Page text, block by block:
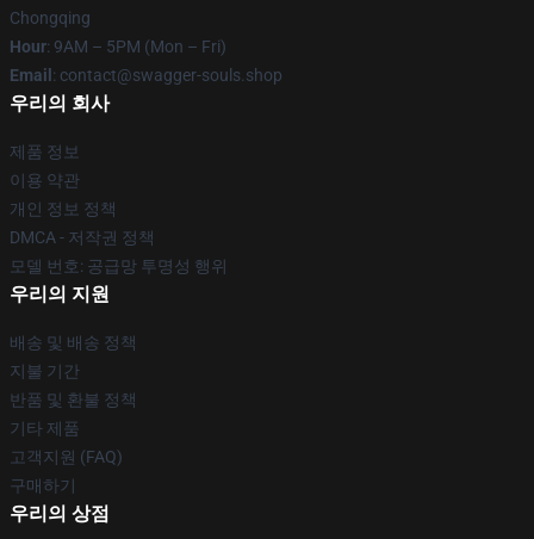
Chongqing
Hour: 9AM – 5PM (Mon – Fri)
Email : contact@swagger-souls.shop
우리의 회사
제품 정보
이용 약관
개인 정보 정책
DMCA - 저작권 정책
모델 번호: 공급망 투명성 행위
우리의 지원
배송 및 배송 정책
지불 기간
반품 및 환불 정책
기타 제품
고객지원 (FAQ)
구매하기
우리의 상점